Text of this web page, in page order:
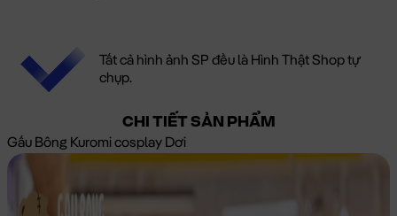
Tất cả hình ảnh SP đều là Hình Thật Shop tự
chụp.
CHI TIẾT SẢN PHẨM
Gấu Bông Kuromi cosplay Dơi